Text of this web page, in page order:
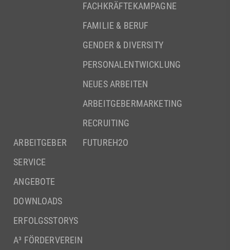
ARBEITGEBER
FACHKRÄFTEKAMPAGNE
FAMILIE & BERUF
GENDER & DIVERSITY
PERSONALENTWICKLUNG
NEUES ARBEITEN
ARBEITGEBERMARKETING
RECRUITING
FUTUREH2O
SERVICE
ANGEBOTE
DOWNLOADS
ERFOLGSSTORYS
A³ FÖRDERVEREIN